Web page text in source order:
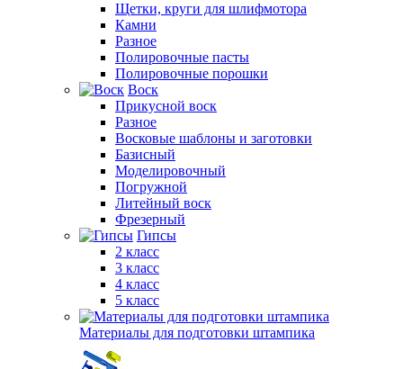
Щетки, круги для шлифмотора
Камни
Разное
Полировочные пасты
Полировочные порошки
Воск
Прикусной воск
Разное
Восковые шаблоны и заготовки
Базисный
Моделировочный
Погружной
Литейный воск
Фрезерный
Гипсы
2 класс
3 класс
4 класс
5 класс
Материалы для подготовки штампика